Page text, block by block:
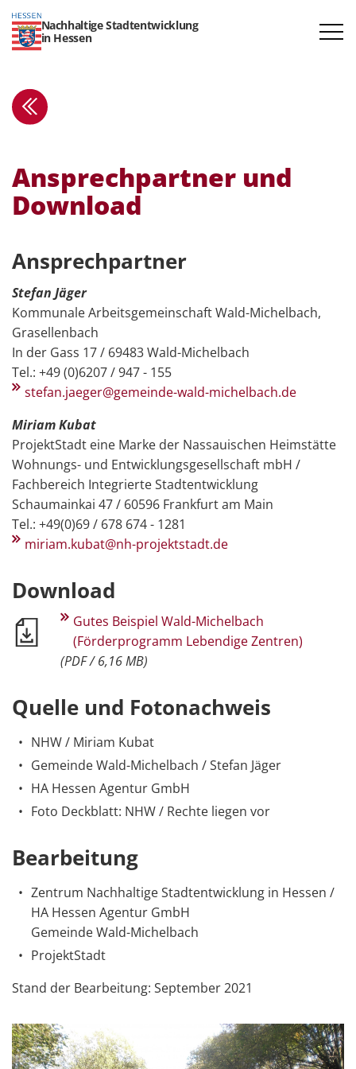
Nachhaltige Stadtentwicklung
in Hessen
Ansprech­partner und
Download
Ansprech­­partner
Stefan Jäger
Kommunale Arbeitsgemeinschaft Wald-Michelbach,
Grasellenbach
In der Gass 17 / 69483 Wald-Michelbach
Tel.: +49 (0)6207 / 947 - 155
stefan.jaeger@gemeinde-wald-michelbach.de
Miriam Kubat
ProjektStadt eine Marke der Nassauischen Heimstätte
Wohnungs- und Entwicklungsgesellschaft mbH /
Fachbereich Integrierte Stadtentwicklung
Schaumainkai 47 / 60596 Frankfurt am Main
Tel.: +49(0)69 / 678 674 - 1281
miriam.kubat@nh-projektstadt.de
Download
Gutes Beispiel Wald-Michelbach
(Förderprogramm Lebendige Zentren)
(PDF / 6,16 MB)
Quelle und Fotonachweis
NHW / Miriam Kubat
Gemeinde Wald-Michelbach / Stefan Jäger
HA Hessen Agentur GmbH
Foto Deckblatt: NHW / Rechte liegen vor
Bearbeitung
Zentrum Nachhaltige Stadtentwicklung in Hessen /
HA Hessen Agentur GmbH
Gemeinde Wald-Michelbach
ProjektStadt
Stand der Bearbeitung: September 2021